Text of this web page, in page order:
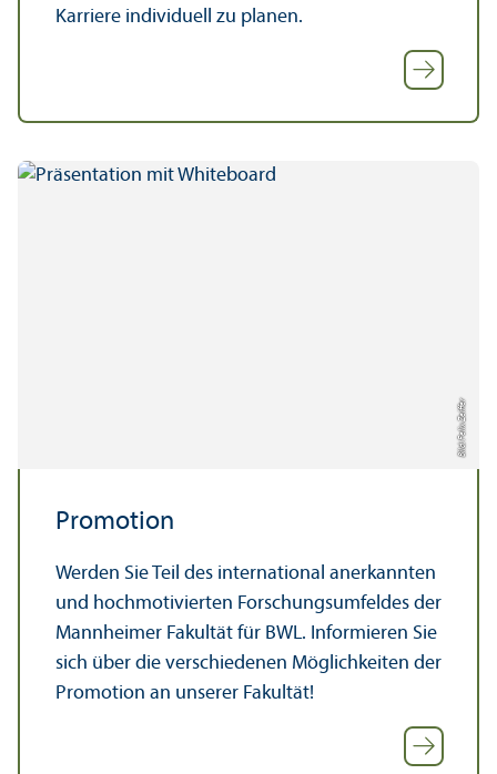
Karriere individuell zu planen.
Bild: Felix Zeiffer
Promotion
Werden Sie Teil des international anerkannten
und hochmotivierten Forschungs­umfeldes der
Mannheimer Fakultät für BWL. Informieren Sie
sich über die verschiedenen Möglichkeiten der
Promotion an unserer Fakultät!